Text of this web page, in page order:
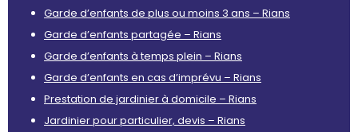
Garde d’enfants de plus ou moins 3 ans – Rians
Garde d’enfants partagée – Rians
Garde d’enfants à temps plein – Rians
Garde d’enfants en cas d’imprévu – Rians
Prestation de jardinier à domicile – Rians
Jardinier pour particulier, devis – Rians